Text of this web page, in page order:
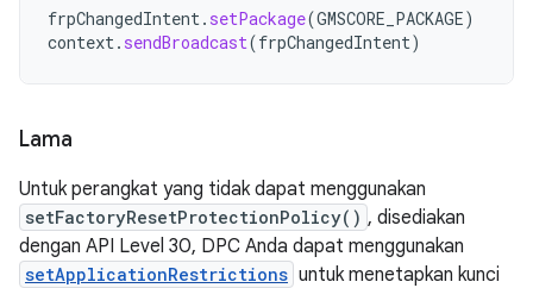
frpChangedIntent. setPackage(GMSCORE_PACKAGE)
context. sendBroadcast(frpChangedIntent)
Lama
Untuk perangkat yang tidak dapat menggunakan
setFactoryResetProtectionPolicy() , disediakan
dengan API Level 30, DPC Anda dapat menggunakan
setApplicationRestrictions untuk menetapkan kunci